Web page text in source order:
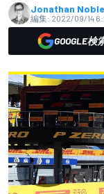
Jonathan Noble
編集: 2022/09/14
GOOGLE検